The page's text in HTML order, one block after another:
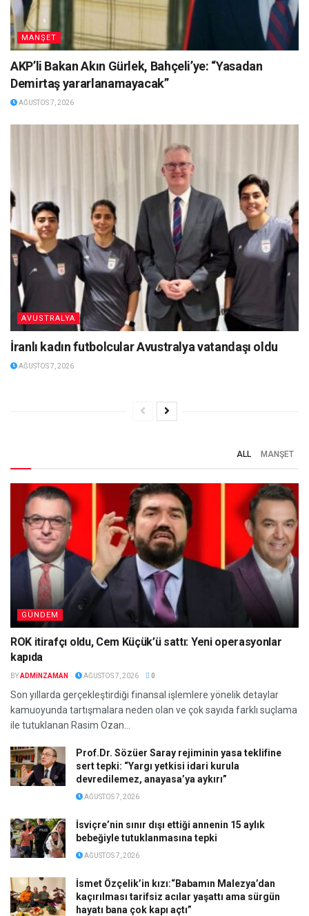
MANŞET
AKP’li Bakan Akın Gürlek, Bahçeli’ye: “Yasadan
Demirtaş yararlanamayacak”
AĞUSTOS 7, 2026
AVUSTRALYA
İranlı kadın futbolcular Avustralya vatandaşı oldu
AĞUSTOS 7, 2026
ALL MANŞET
GÜNDEM
ROK itirafçı oldu, Cem Küçük’ü sattı: Yeni operasyonlar
kapıda
BYADMINZAMAN AĞUSTOS 7, 2026 0
Son yıllarda gerçekleştirdiği finansal işlemlere yönelik detaylar
kamuoyunda tartışmalara neden olan ve çok sayıda farklı suçlama
ile tutuklanan Rasim Ozan...
Prof.Dr. Sözüer Saray rejiminin yasa teklifine
sert tepki: “Yargı yetkisi idari kurula
devredilemez, anayasa’ya aykırı”
AĞUSTOS 7, 2026
İsviçre’nin sınır dışı ettiği annenin 15 aylık
bebeğiyle tutuklanmasına tepki
AĞUSTOS 7, 2026
İsmet Özçelik’in kızı:“Babamın Malezya’dan
kaçırılması tarifsiz acılar yaşattı ama sürgün
hayatı bana çok kapı açtı”